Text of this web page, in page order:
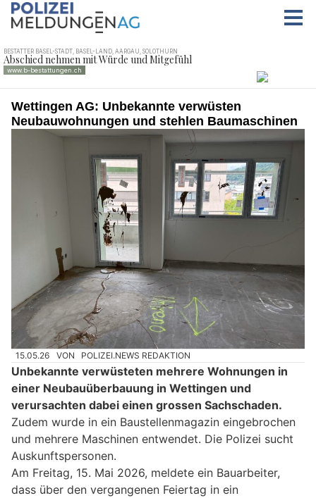
Wettingen AG: Unbekannte verwüsten
Neubauwohnungen und stehlen Baumaschinen
15.05.26 VON POLIZEI.NEWS REDAKTION
Unbekannte verwüsteten mehrere Wohnungen in
einer Neubauüberbauung in Wettingen und
verursachten dabei einen grossen Sachschaden.
Zudem wurde in ein Baustellenmagazin eingebrochen
und mehrere Maschinen entwendet. Die Polizei sucht
Auskunftspersonen.
Am Freitag, 15. Mai 2026, meldete ein Bauarbeiter,
dass über den vergangenen Feiertag in ein